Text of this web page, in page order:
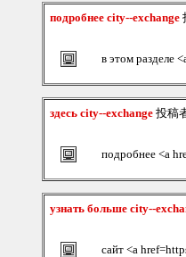
подробнее city--exchange
в этом разделе
здесь city--exchange 投稿
подробнее <a
узнать больше city--
сайт <a